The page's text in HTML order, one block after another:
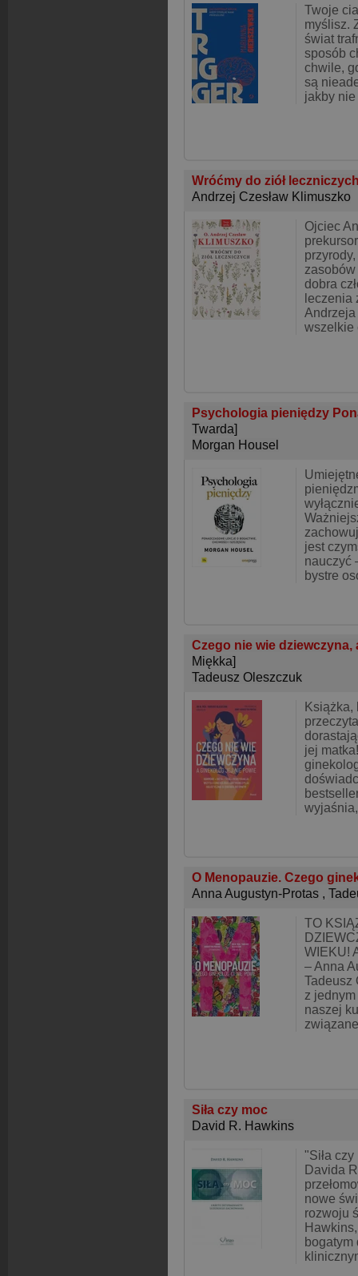
Twoje
myślisz.
świat
sposób
chwile,
są
jakby nie
Wróćmy do ziół
Andrzej Czesław Klimuszko
Ojciec
dobra
leczenia
Andrzeja
wszelkie
Psychologia pieniędzy
Twarda]
Morgan Housel
jest
nauczyć
bystre
Czego nie wie
Miękka]
Tadeusz Oleszczuk
Książka,
jej
O Menopauzie. Czego
Anna Augustyn-Protas ,
TO
WIEKU!
– Anna
Tadeusz
z
naszej
Siła czy moc
David R. Hawkins
"Siła
Davida
nowe
rozwoju
bogatym